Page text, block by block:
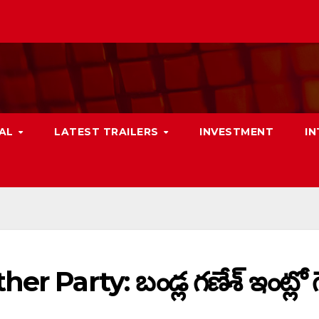
LATEST TRAILERS INVESTMENT
Party: బండ్ల గణేశ్‌ ఇంట్లో